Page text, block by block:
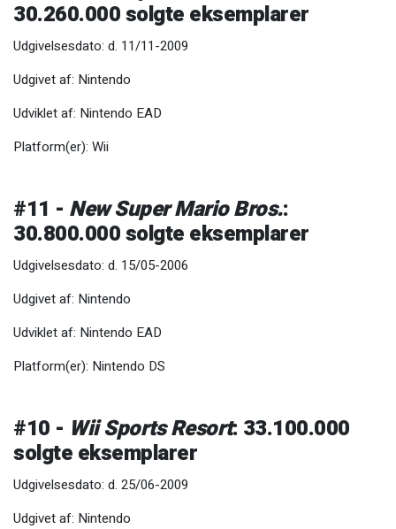
30.260.000 solgte eksemplarer
Udgivelsesdato: d. 11/11-2009
Udgivet af: Nintendo
Udviklet af: Nintendo EAD
Platform(er): Wii
#11 - New Super Mario Bros.:
30.800.000 solgte eksemplarer
Udgivelsesdato: d. 15/05-2006
Udgivet af: Nintendo
Udviklet af: Nintendo EAD
Platform(er): Nintendo DS
#10 - Wii Sports Resort: 33.100.000
solgte eksemplarer
Udgivelsesdato: d. 25/06-2009
Udgivet af: Nintendo